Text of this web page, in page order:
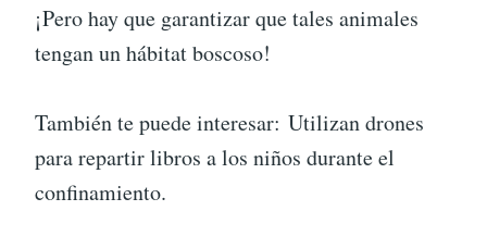
¡Pero hay que garantizar que tales animales
tengan un hábitat boscoso!
También te puede interesar: Utilizan drones
para repartir libros a los niños durante el
confinamiento.